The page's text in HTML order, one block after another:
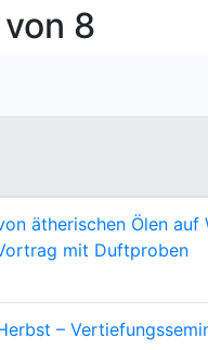
8
ätherischen Ölen auf
mit Duftproben
–